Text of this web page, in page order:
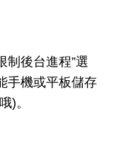
後台進程”選
手機或平板儲存
)。